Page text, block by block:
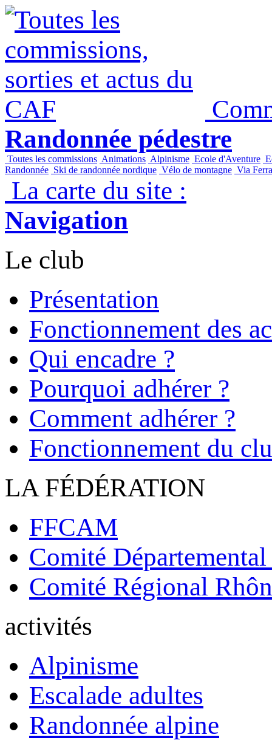
Randonnée pédestre
Toutes les commissions Animations Alpinisme Ecole d'Aventure
Randonnée Ski de randonnée nordique Vélo de montagne Via
La carte du site :
Navigation
Le club
Présentation
Fonctionnement des
Qui encadre ?
Pourquoi adhérer ?
Comment adhérer ?
Fonctionnement du
LA FÉDÉRATION
FFCAM
Comité
Comité Régional
activités
Alpinisme
Escalade adultes
Randonnée alpine